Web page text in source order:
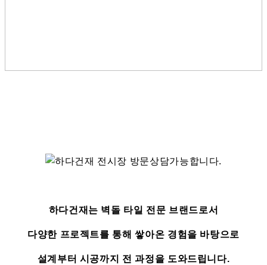
하다건재는 벽돌 타일 전문 브랜드로서
다양한 프로젝트를 통해 쌓아온 경험을 바탕으로
설계부터 시공까지 전 과정을 도와드립니다.